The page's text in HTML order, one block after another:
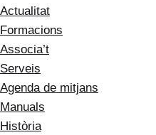
Actualitat
Formacions
Associa’t
Serveis
Agenda de mitjans
Manuals
Història